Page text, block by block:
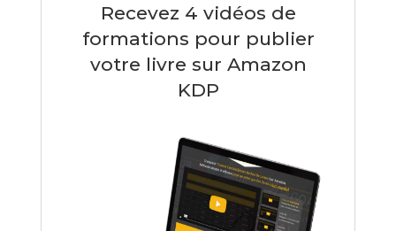
Recevez 4 vidéos de
formations pour publier
votre livre sur Amazon
KDP